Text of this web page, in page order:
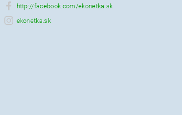
http://facebook.com/ekonetka.sk
ekonetka.sk